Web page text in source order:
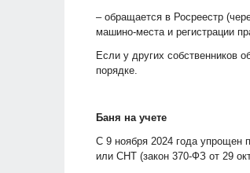
– обращается в Росреестр
машино-места и регистрации
Если у других собственников
порядке.
Баня на учете
С 9 ноября 2024 года упрощен
или СНТ (закон 370-ФЗ от 29